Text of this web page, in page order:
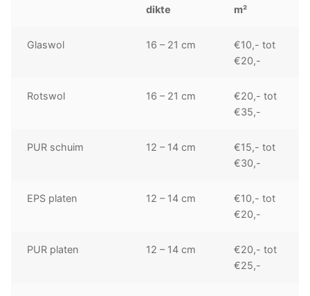
dikte
m²
Glaswol 16 – 21 cm
€10,- tot
€20,-
Rotswol 16 – 21 cm
€20,- tot
€35,-
PUR schuim 12 – 14 cm
€15,- tot
€30,-
EPS platen 12 – 14 cm
€10,- tot
€20,-
PUR platen 12 – 14 cm
€20,- tot
€25,-